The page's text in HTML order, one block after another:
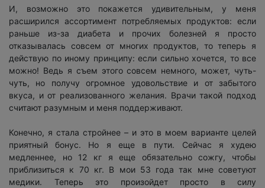
И, возможно это покажется удивительным, у меня
расширился ассортимент потребляемых продуктов: если
раньше из-за диабета и прочих болезней я просто
отказывалась совсем от многих продуктов, то теперь я
действую по иному принципу: если сильно хочется, то все
можно! Ведь я съем этого совсем немного, может, чуть-
чуть, но получу огромное удовольствие и от забытого
вкуса, и от реализованного желания. Врачи такой подход
считают разумным и меня поддерживают.
Конечно, я стала стройнее – и это в моем варианте целей
приятный бонус. Но я еще в пути. Сейчас я худею
медленнее, но 12 кг я еще обязательно сожгу, чтобы
приблизиться к 70 кг. В мои 53 года так мне советуют
медики. Теперь это произойдет просто в силу